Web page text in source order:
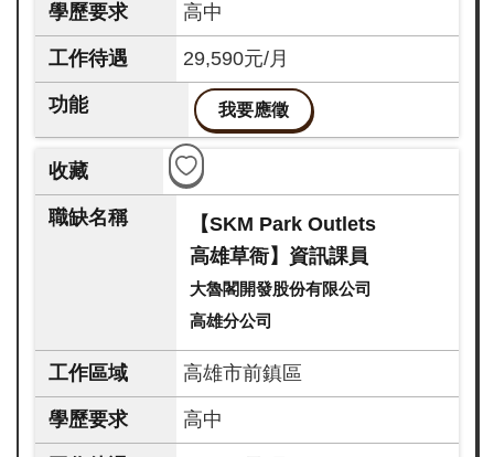
高中
29,590元/月
我要應徵
【SKM Park Outlets
高雄草衙】資訊課員
大魯閣開發股份有限公司
高雄分公司
高雄市前鎮區
高中